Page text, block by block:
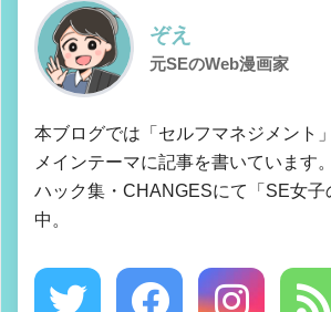
ぞえ
元SEのWeb漫画家
本ブログでは「セルフマネジメント
メインテーマに記事を書いています
ハック集・CHANGESにて「SE女子
中。